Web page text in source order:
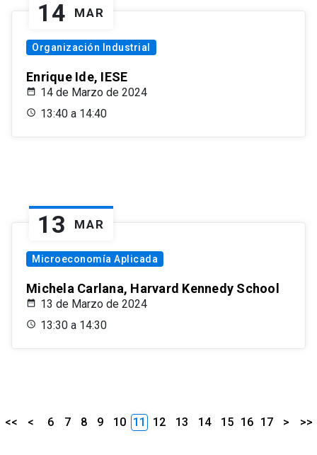
14 MAR
Organización Industrial
Enrique Ide, IESE
14 de Marzo de 2024
13:40 a 14:40
13 MAR
Microeconomía Aplicada
Michela Carlana, Harvard Kennedy School
13 de Marzo de 2024
13:30 a 14:30
<< < 6 7 8 9 10 11 12 13 14 15 16 17 > >>